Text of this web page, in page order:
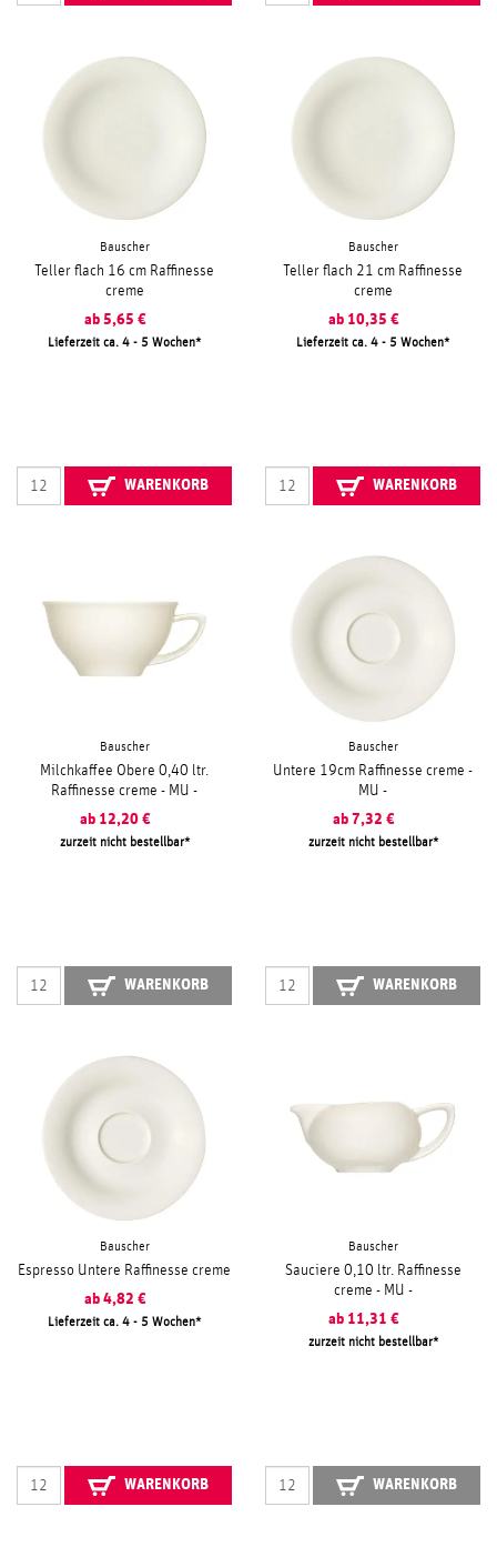
Bauscher
Teller flach 16 cm Raffinesse
creme
ab 5,65 €
Lieferzeit ca. 4 - 5 Wochen
WARENKORB
Bauscher
Teller flach 21 cm Raffinesse
creme
ab 10,35 €
Lieferzeit ca. 4 - 5 Wochen
WARENKORB
Bauscher
Milchkaffee Obere 0,40 ltr.
Raffinesse creme - MU -
ab 12,20 €
zurzeit nicht bestellbar
WARENKORB
Bauscher
Untere 19cm Raffinesse creme -
MU -
ab 7,32 €
zurzeit nicht bestellbar
WARENKORB
Bauscher
Espresso Untere Raffinesse creme
ab 4,82 €
Lieferzeit ca. 4 - 5 Wochen
WARENKORB
Bauscher
Sauciere 0,10 ltr. Raffinesse
creme - MU -
ab 11,31 €
zurzeit nicht bestellbar
WARENKORB